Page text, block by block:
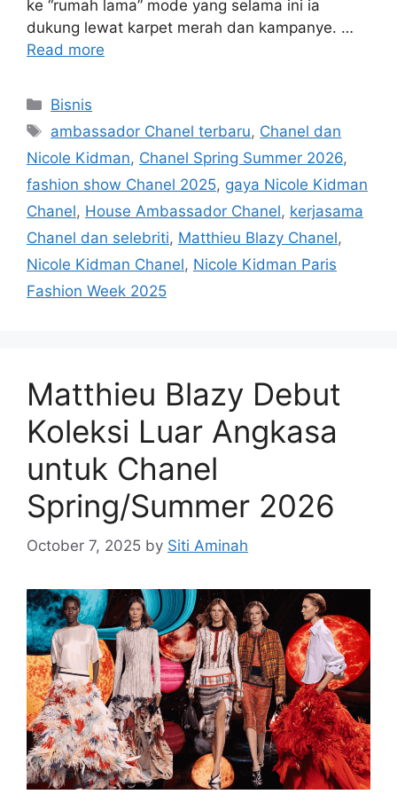
ke “rumah lama” mode yang selama ini ia
dukung lewat karpet merah dan kampanye. …
Read more
Categories
Bisnis
Tags
ambassador Chanel terbaru, Chanel dan
Nicole Kidman, Chanel Spring Summer 2026,
fashion show Chanel 2025, gaya Nicole Kidman
Chanel, House Ambassador Chanel, kerjasama
Chanel dan selebriti, Matthieu Blazy Chanel,
Nicole Kidman Chanel, Nicole Kidman Paris
Fashion Week 2025
Matthieu Blazy Debut
Koleksi Luar Angkasa
untuk Chanel
Spring/Summer 2026
October 7, 2025 by Siti Aminah